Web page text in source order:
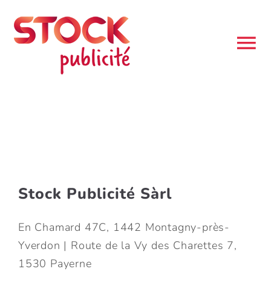
contenu
CATALOGUES
Stock Publicité Sàrl
En Chamard 47C, 1442 Montagny-près-
Yverdon | Route de la Vy des Charettes 7,
1530 Payerne